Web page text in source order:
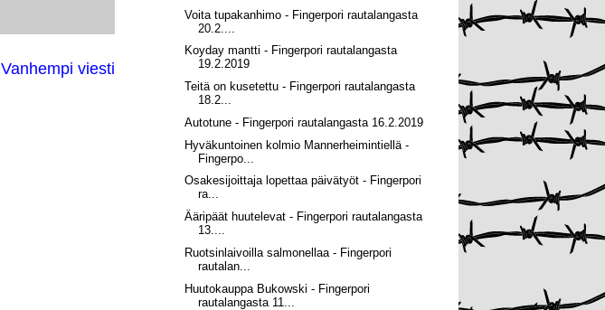
Vanhempi viesti
Voita tupakanhimo - Fingerpori rautalangasta
20.2....
Koyday mantti - Fingerpori rautalangasta
19.2.2019
Teitä on kusetettu - Fingerpori rautalangasta
18.2...
Autotune - Fingerpori rautalangasta 16.2.2019
Hyväkuntoinen kolmio Mannerheimintiellä -
Fingerpo...
Osakesijoittaja lopettaa päivätyöt - Fingerpori
ra...
Ääripäät huutelevat - Fingerpori rautalangasta
13....
Ruotsinlaivoilla salmonellaa - Fingerpori
rautalan...
Huutokauppa Bukowski - Fingerpori
rautalangasta 11...